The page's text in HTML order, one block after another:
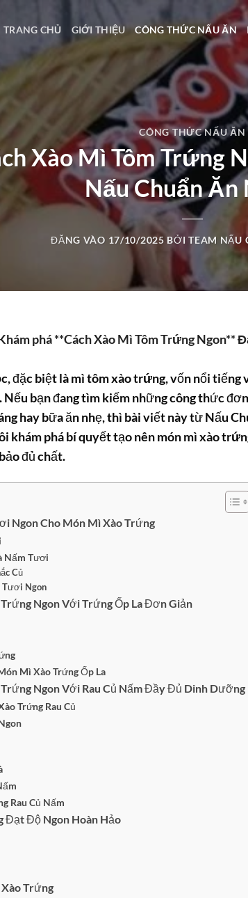
TRANG CHỦ GIỚI THIỆU CÔNG THỨC NẤU ĂN
CÔNG THỨC NẤU ĂN
Xào Mì Tôm Trứng
Nấu Chuẩn Ăn
ĐĂNG VÀO 17/10/2025 BỞITEAM NẤU
phá **Cách Xào Mì Tôm Trứng Ngon**
đặc biệt làmì tôm xào trứng, vốn nổi tiếng
bạn đang tìm kiếm những công thức
hay bữa ăn nhẹ, thì bài viết này từ Nấu
khám phá bí quyết tạo nên mónmì xào
đủ chất.
Ngon Cho Món Mì Xào Trứng
Nấm Tươi
Củ
Tươi Ngon
Ngon Với Trứng Ốp La Đơn Giản
Mì Xào Trứng Ốp La
Ngon Với Rau Củ Nấm Đầy Đủ Dinh Dưỡng
Trứng Rau Củ
Rau Củ Nấm
Đạt Độ Ngon Hoàn Hảo
Trứng